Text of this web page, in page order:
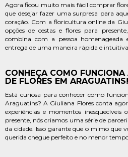
Agora ficou muito mais fácil comprar
que desejar fazer uma surpresa para
coração. Com a floricultura online da
opções de cestas e flores para
combina com a pessoa
entrega de uma maneira rápida e
CONHEÇA COMO
DE FLORES EM ARAGUATINS!
Está curiosa para conhecer como
Araguatins? A Giuliana Flores conta
experiências e momentos inesquecíveis
presente, nós criamos uma série de
da cidade. Isso garante que o mimo que
querida chegue perfeito e no menor tempo